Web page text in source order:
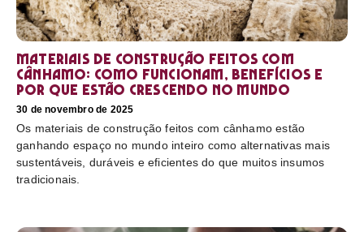
Materiais de construção feitos com
cânhamo: como funcionam, benefícios e
por que estão crescendo no mundo
30 de novembro de 2025
Os materiais de construção feitos com cânhamo estão
ganhando espaço no mundo inteiro como alternativas mais
sustentáveis, duráveis e eficientes do que muitos insumos
tradicionais.